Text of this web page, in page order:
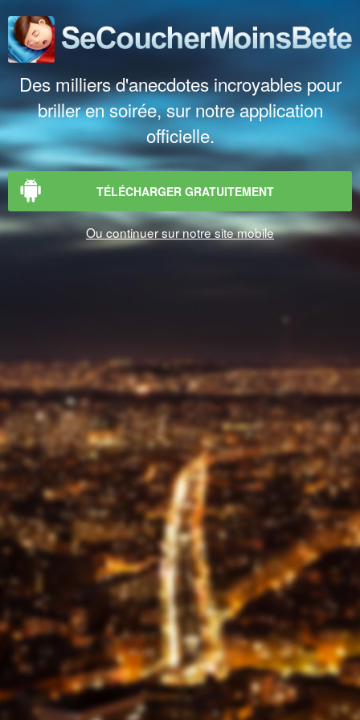
Des milliers d'anecdotes incroyables pour
briller en soirée, sur notre application
officielle.
TÉLÉCHARGER GRATUITEMENT
Ou continuer sur notre site mobile